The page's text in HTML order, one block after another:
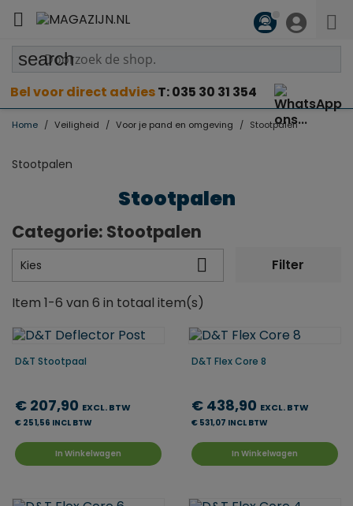

search
Bel voor direct adviesT: 035 30 31 354
Home Veiligheid Voor je pand en omgeving Stootpalen
Stootpalen
Stootpalen
Categorie: Stootpalen
Kies  Filter
Item 1-6 van 6 in totaal item(s)
D&T Stootpaal
€ 207,90 EXCL. BTW
€ 251,56 INCL BTW
In Winkelwagen
D&T Flex Core 8
€ 438,90 EXCL. BTW
€ 531,07 INCL BTW
In Winkelwagen